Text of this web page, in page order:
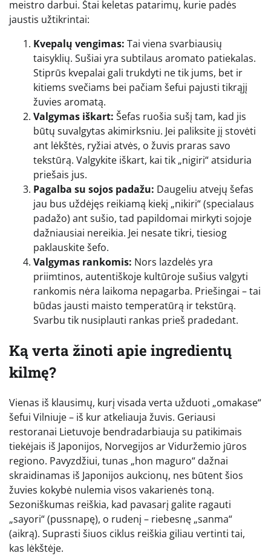
meistro darbui. Štai keletas patarimų, kurie padės
jaustis užtikrintai:
Kvepalų vengimas: Tai viena svarbiausių
taisyklių. Sušiai yra subtilaus aromato patiekalas.
Stiprūs kvepalai gali trukdyti ne tik jums, bet ir
kitiems svečiams bei pačiam šefui pajusti tikrąjį
žuvies aromatą.
Valgymas iškart: Šefas ruošia sušį tam, kad jis
būtų suvalgytas akimirksniu. Jei paliksite jį stovėti
ant lėkštės, ryžiai atvės, o žuvis praras savo
tekstūrą. Valgykite iškart, kai tik „nigiri“ atsiduria
priešais jus.
Pagalba su sojos padažu: Daugeliu atvejų šefas
jau bus uždėjęs reikiamą kiekį „nikiri“ (specialaus
padažo) ant sušio, tad papildomai mirkyti sojoje
dažniausiai nereikia. Jei nesate tikri, tiesiog
paklauskite šefo.
Valgymas rankomis: Nors lazdelės yra
priimtinos, autentiškoje kultūroje sušius valgyti
rankomis nėra laikoma nepagarba. Priešingai – tai
būdas jausti maisto temperatūrą ir tekstūrą.
Svarbu tik nusiplauti rankas prieš pradedant.
Ką verta žinoti apie ingredientų
kilmę?
Vienas iš klausimų, kurį visada verta užduoti „omakase“
šefui Vilniuje – iš kur atkeliauja žuvis. Geriausi
restoranai Lietuvoje bendradarbiauja su patikimais
tiekėjais iš Japonijos, Norvegijos ar Viduržemio jūros
regiono. Pavyzdžiui, tunas „hon maguro“ dažnai
skraidinamas iš Japonijos aukcionų, nes būtent šios
žuvies kokybė nulemia visos vakarienės toną.
Sezoniškumas reiškia, kad pavasarį galite ragauti
„sayori“ (pussnapę), o rudenį – riebesnę „sanma“
(aikrą). Suprasti šiuos ciklus reiškia giliau vertinti tai,
kas lėkštėje.